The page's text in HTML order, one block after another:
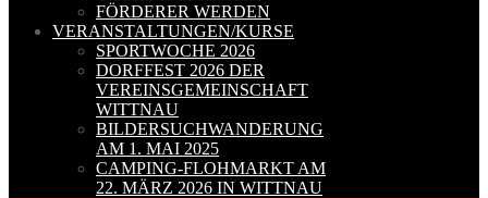
FÖRDERER WERDEN
VERANSTALTUNGEN/KURSE
SPORTWOCHE 2026
DORFFEST 2026 DER
VEREINSGEMEINSCHAFT
WITTNAU
BILDERSUCHWANDERUNG
AM 1. MAI 2025
CAMPING-FLOHMARKT AM
22. MÄRZ 2026 IN WITTNAU